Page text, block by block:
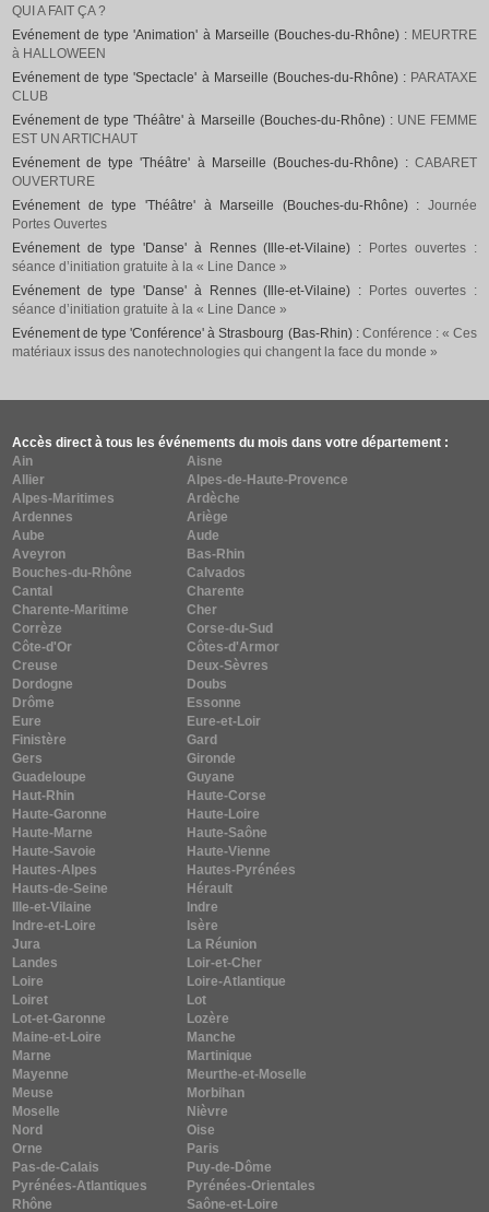
QUI A FAIT ÇA ?
Evénement de type 'Animation' à Marseille (Bouches-du-Rhône) : MEURTRE
à HALLOWEEN
Evénement de type 'Spectacle' à Marseille (Bouches-du-Rhône) : PARATAXE
CLUB
Evénement de type 'Théâtre' à Marseille (Bouches-du-Rhône) : UNE FEMME
EST UN ARTICHAUT
Evénement de type 'Théâtre' à Marseille (Bouches-du-Rhône) : CABARET
OUVERTURE
Evénement de type 'Théâtre' à Marseille (Bouches-du-Rhône) : Journée
Portes Ouvertes
Evénement de type 'Danse' à Rennes (Ille-et-Vilaine) :
Portes ouvertes :
séance d’initiation gratuite à la « Line Dance »
Evénement de type 'Danse' à Rennes (Ille-et-Vilaine) :
Portes ouvertes :
séance d’initiation gratuite à la « Line Dance »
Evénement de type 'Conférence' à Strasbourg (Bas-Rhin) : Conférence : « Ces
matériaux issus des nanotechnologies qui changent la face du monde »
Accès direct à tous les événements du mois dans votre département :
Ain
Aisne
Allier
Alpes-de-Haute-Provence
Alpes-Maritimes
Ardèche
Ardennes
Ariège
Aube
Aude
Aveyron
Bas-Rhin
Bouches-du-Rhône
Calvados
Cantal
Charente
Charente-Maritime
Cher
Corrèze
Corse-du-Sud
Côte-d'Or
Côtes-d'Armor
Creuse
Deux-Sèvres
Dordogne
Doubs
Drôme
Essonne
Eure
Eure-et-Loir
Finistère
Gard
Gers
Gironde
Guadeloupe
Guyane
Haut-Rhin
Haute-Corse
Haute-Garonne
Haute-Loire
Haute-Marne
Haute-Saône
Haute-Savoie
Haute-Vienne
Hautes-Alpes
Hautes-Pyrénées
Hauts-de-Seine
Hérault
Ille-et-Vilaine
Indre
Indre-et-Loire
Isère
Jura
La Réunion
Landes
Loir-et-Cher
Loire
Loire-Atlantique
Loiret
Lot
Lot-et-Garonne
Lozère
Maine-et-Loire
Manche
Marne
Martinique
Mayenne
Meurthe-et-Moselle
Meuse
Morbihan
Moselle
Nièvre
Nord
Oise
Orne
Paris
Pas-de-Calais
Puy-de-Dôme
Pyrénées-Atlantiques
Pyrénées-Orientales
Rhône
Saône-et-Loire